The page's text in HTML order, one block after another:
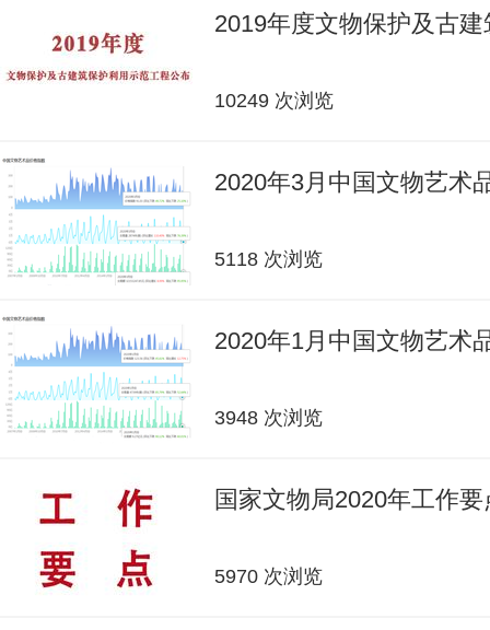
2019年度文物保护及古
10249 次浏览
2020年3月中国文物艺术
5118 次浏览
2020年1月中国文物艺术
3948 次浏览
国家文物局2020年工作要
5970 次浏览